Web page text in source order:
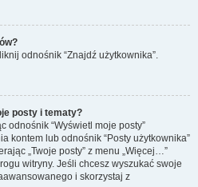
odnośnik “Znajdź użytkownika”.
posty i tematy?
odnośnik “Wyświetl moje posty”
kontem lub odnośnik “Posty użytkownika”
„Twoje posty” z menu „Więcej…”
witryny. Jeśli chcesz wyszukać swoje
i skorzystaj z